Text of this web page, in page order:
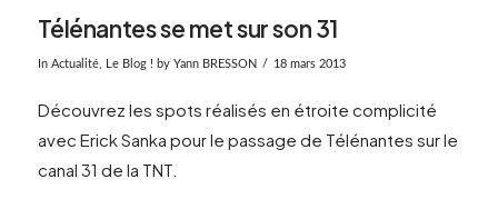
Télénantes se met sur son 31
In Actualité, Le Blog ! by Yann BRESSON 18 mars 2013
Découvrez les spots réalisés en étroite complicité
avec Erick Sanka pour le passage de Télénantes sur le
canal 31 de la TNT.